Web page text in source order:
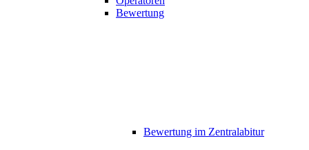
Bewertung
Bewertung im Zentralabitur